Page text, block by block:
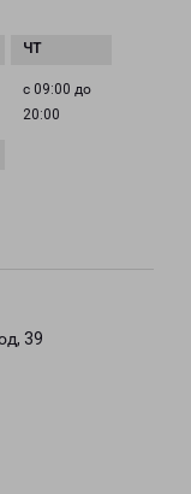
с 09:00 до
20:00
39